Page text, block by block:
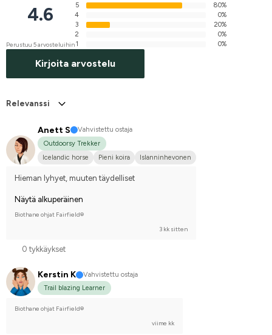
4.6
Perustuu 5 arvosteluihin
5
80%
4
0%
3
20%
2
0%
1
0%
Kirjoita arvostelu
Relevanssi
Anett S
Vahvistettu ostaja
Outdoorsy Trekker
Icelandic horse
Pieni koira Islanninhevonen
Hieman lyhyet, muuten täydelliset
Näytä alkuperäinen
Biothane ohjat Fairfield®
3 kk sitten
0 tykkäykset
Kerstin K
Vahvistettu ostaja
Trail blazing Learner
Biothane ohjat Fairfield®
viime kk